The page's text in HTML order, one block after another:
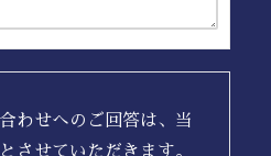
わせへのご回答は、当
させていただきます。